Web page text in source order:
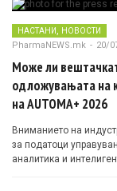
НАСТАНИ, НОВОСТИ
PharmaNEWS.mk - 20/
Може ли
одложувањата на
на AUTOMA+ 2026
Вниманието на
за податоци
аналитика и